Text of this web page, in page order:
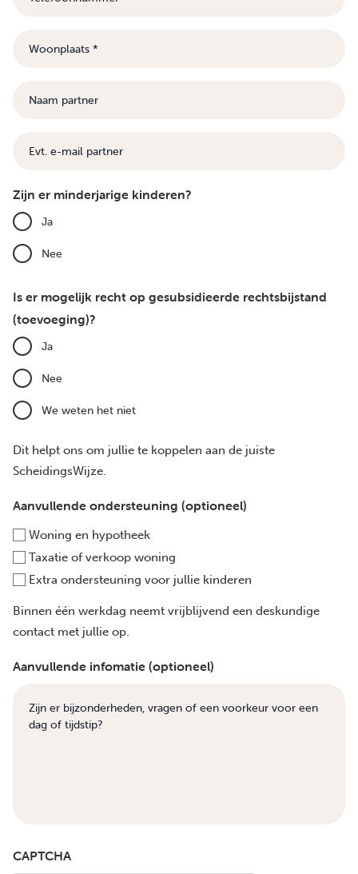
Zijn er minderjarige kinderen?
Ja
Nee
Is er mogelijk recht op gesubsidieerde rechtsbijstand
(toevoeging)?
Ja
Nee
We weten het niet
Dit helpt ons om jullie te koppelen aan de juiste
ScheidingsWijze.
Aanvullende ondersteuning (optioneel)
Woning en hypotheek
Taxatie of verkoop woning
Extra ondersteuning voor jullie kinderen
Binnen één werkdag neemt vrijblijvend een deskundige
contact met jullie op.
Aanvullende infomatie (optioneel)
CAPTCHA